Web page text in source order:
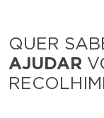
QUER
AJUDAR